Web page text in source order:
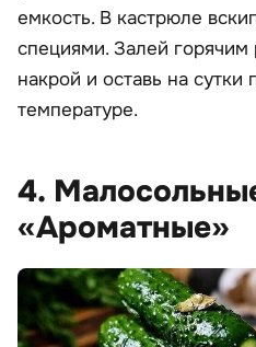
емкость. В кастрюле
специями. Залей горячим
накрой и оставь на сутки
температуре.
4.
«Ароматные»